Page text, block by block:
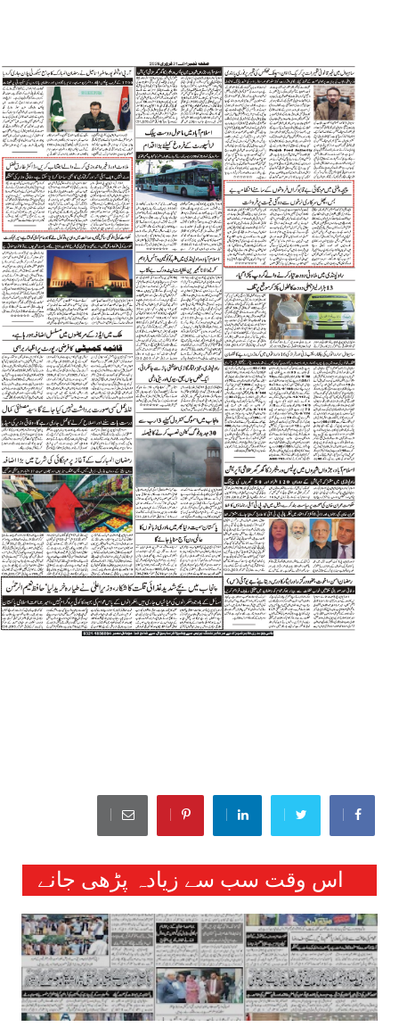
اس وقت سب سے زیادہ پڑھی جانے
والی خبریں :